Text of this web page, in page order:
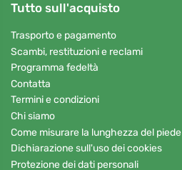
Tutto sull'acquisto
Trasporto e pagamento
Scambi, restituzioni e reclami
Programma fedeltà
Contatta
Termini e condizioni
Chi siamo
Come misurare la lunghezza del piede
Dichiarazione sull'uso dei cookies
Protezione dei dati personali